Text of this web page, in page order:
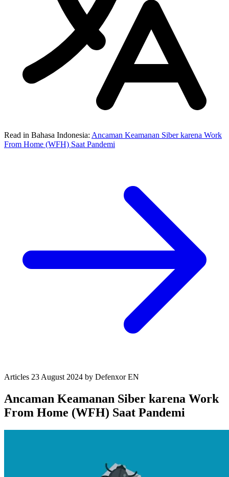
Read in Bahasa Indonesia: Ancaman Keamanan Siber karena Work
From Home (WFH) Saat Pandemi
Articles 23 August 2024 by Defenxor EN
Ancaman Keamanan Siber karena Work
From Home (WFH) Saat Pandemi